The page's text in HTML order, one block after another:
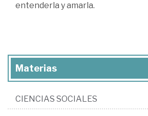
entenderla y amarla.
Materias
CIENCIAS SOCIALES